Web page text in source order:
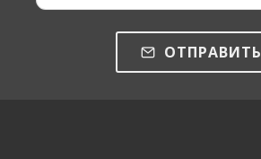
ОТПРАВИТЬ